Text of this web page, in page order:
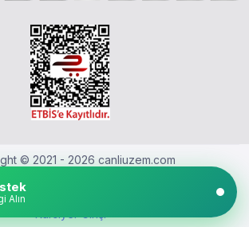
© 2021 - 2026 canliuzem.com
Kursiyer Girişi
Alın